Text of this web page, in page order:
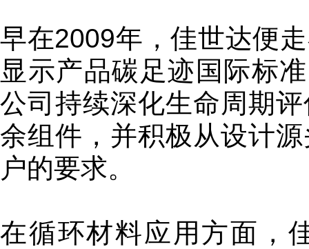
早在2009年，佳世达便
显示产品碳足迹国际标
公司持续深化生命周期
余组件，并积极从设计
户的要求。
在循环材料应用方面，